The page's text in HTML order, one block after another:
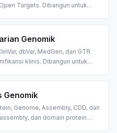
Targets. Dibangun untuk
Genomik
dbVar, MedGen, dan GTR
klinis. Dibangun untuk
Genomik
Genome, Assembly, CDD, dan
dan domain protein.